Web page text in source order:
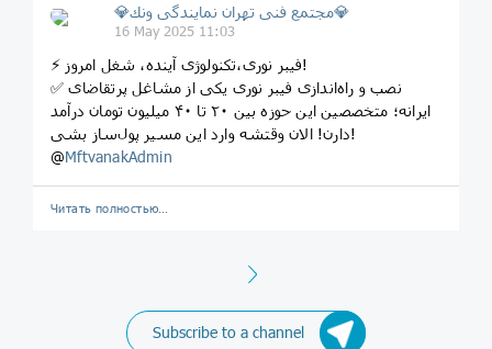
💎مجتمع فنى تهران نمايندگى ونك💎
16 May 2025 11:03
⚡ فیبر نوری،تکنولوژی آینده، شغل امروز!
✅ نصب و راه‌اندازی فیبر نوری یکی از مشاغل پرتقاضای
ایرانه؛ متخصصین این حوزه بین ۲۰ تا ۴۰ میلیون تومان درآمد
دارن! الان وقتشه وارد این مسیر پول‌ساز بشی!
@MftvanakAdmin
Читать полностью…
Next
Subscribe to a channel